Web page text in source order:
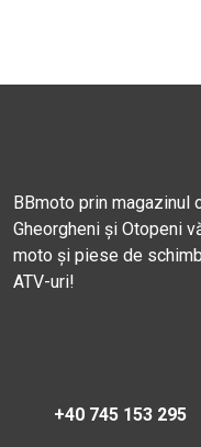
BBmoto prin
Gheorgheni și Otopeni
moto și piese de
ATV-uri!
+40 745 153 295